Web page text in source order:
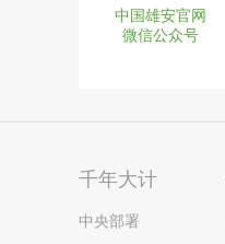
中国雄安官网
微信公众号
千年大计
中央部署